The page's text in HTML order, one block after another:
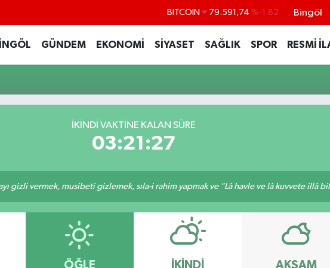
BITCOIN 79.591,74 %-1.82
BİST100
Bingöl
GÜNDEM EKONOMİ SİYASET SAĞLIK SPOR RESMİ
İKINDI VAKTİNE KALAN SÜRE
03:21:27
gizli vermek, musibeti gizlemek, sıla-i rahim yapmak ve "Lâ havle ve lâ kuvvete illâ
ÖĞLE İKINDI AKŞAM